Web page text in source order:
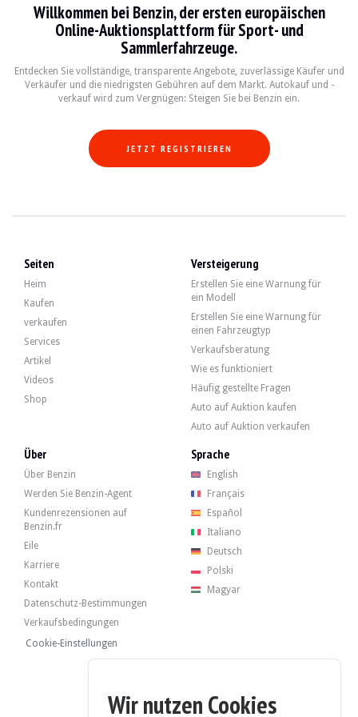
BESUCHE Ja
VERKÄUFER professionell
Französisch
Video
Beschreibung
Im Inneren gibt der Verkäufer an, dass sich das Fahrzeug in einem guten
Der 1,6-Liter-Vierzylinder leistete ab Werk 184 PS. Der Verkäufer sagt, dass
Das Auto hat seine vier Originalfelgen in gutem Zustand und Reifen in gutem
Der Verkäufer ist ein professioneller Anbieter mit Sitz in Décines (69) in
Willkommen bei Benzin, der ersten europäischen
Online-Auktionsplattform für Sport- und
Sammlerfahrzeuge.
Entdecken Sie vollständige, transparente Angebote, zuverlässige Käufer und
Verkäufer und die niedrigsten Gebühren auf dem Markt. Autokauf und -
verkauf wird zum Vergnügen: Steigen Sie bei Benzin ein.
JETZT REGISTRIEREN
Seiten
Heim
Kaufen
verkaufen
Services
Artikel
Videos
Shop
Versteigerung
Erstellen Sie eine Warnung für
ein Modell
Erstellen Sie eine Warnung für
einen Fahrzeugtyp
Verkaufsberatung
Wie es funktioniert
Häufig gestellte Fragen
Auto auf Auktion kaufen
Auto auf Auktion verkaufen
Über
Über Benzin
Werden Sie Benzin-Agent
Kundenrezensionen auf
Benzin.fr
Eile
Karriere
Kontakt
Datenschutz-Bestimmungen
Verkaufsbedingungen
Cookie-Einstellungen
Sprache
English
Français
Español
Italiano
Deutsch
Polski
Magyar
Wir nutzen Cookies